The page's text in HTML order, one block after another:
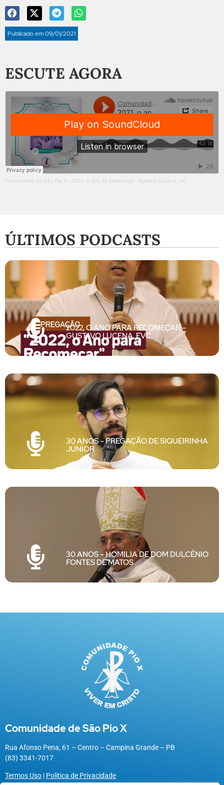
Publicado em09/01/2021
ESCUTE AGORA
Comunidade de São Pio X · 2021, o ano da esperança - Gustavo Lucena, fvc
ÚLTIMOS PODCASTS
2022, O ANO PARA RECOMEÇAR –
GUSTAVO LUCENA, FVC
30 ANOS – PREGAÇÃO DE SIQUEIRINHA
JÚNIOR
30 ANOS – HOMILIA DE DOM DULCÊNIO
FONTES DE MATOS
Comunidade de São Pio X
Rua Afonso Pena, 61 – Centro – Campina Grande – PB
(83) 3341-7017
Termos Uso | Política de Privacidade